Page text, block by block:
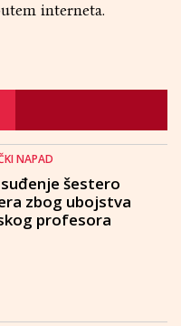
interneta.
NAPAD
šestero
zbog ubojstva
profesora